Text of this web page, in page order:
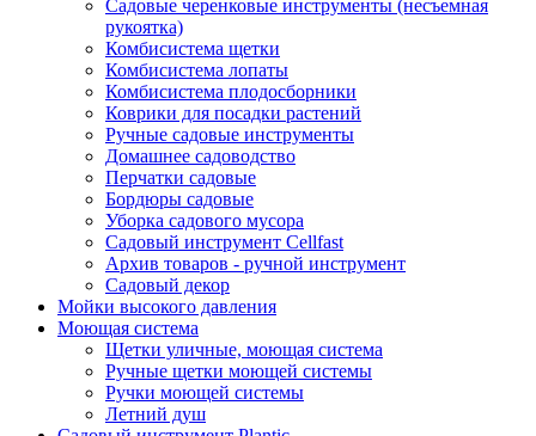
Садовые черенковые инструменты (несъемная
рукоятка)
Комбисистема щетки
Комбисистема лопаты
Комбисистема плодосборники
Коврики для посадки растений
Ручные садовые инструменты
Домашнее садоводство
Перчатки садовые
Бордюры садовые
Уборка садового мусора
Садовый инструмент Cellfast
Архив товаров - ручной инструмент
Садовый декор
Мойки высокого давления
Моющая система
Щетки уличные, моющая система
Ручные щетки моющей системы
Ручки моющей системы
Летний душ